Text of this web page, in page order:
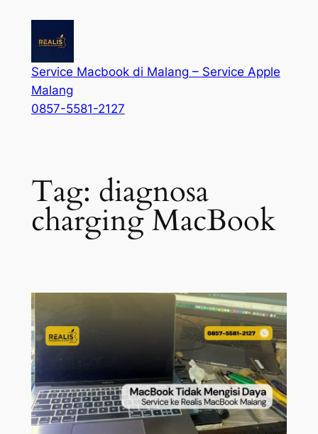
Service Macbook di Malang – Service Apple
Malang
0857-5581-2127
Tag: diagnosa
charging MacBook